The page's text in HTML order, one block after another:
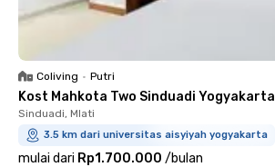
Coliving • Putri
Kost Mahkota Two Sinduadi Yogyakarta
Sinduadi, Mlati
3.5 km dari universitas aisyiyah yogyakarta
mulai dari Rp1.700.000 /bulan